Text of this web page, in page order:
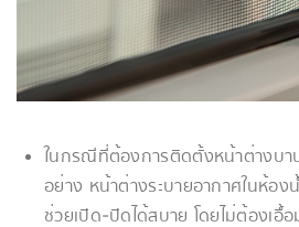
ในกรณีที่ต้องการติดตั้งหน้าต่างบา
อย่าง หน้าต่างระบายอากาศในห้อ
ช่วยเปิด-ปิดได้สบาย โดยไม่ต้องเอื้